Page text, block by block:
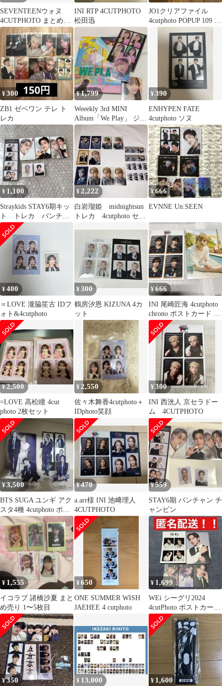
SEVENTEENウォヌ
4CUTPHOTO まとめ売
り
INI RTP 4CUTPHOTO
松田迅
JO1クリアファイル
4cutphoto POPUP 109 鶴
¥300
ZB1 ゼベワン テレ ト
レカ
¥1,799
Weeekly 3rd MINI
Album「We Play」 ジハ
ン
¥390
ENHYPEN FATE
4cutphoto ソヌ
¥1,100
Straykids STAY6期キッ
ト トレカ バンチャ
ン チャンビン
¥2,222
白岩瑠姫 midnightsun
トレカ 4cutphoto セッ
¥666
EVNNE Un:SEEN
¥400
＝LOVE 瀧脇笙古 IDフ
ォト&4cutphoto
¥300
鶴房汐恩 KIZUNA 4カ
ット
¥666
INI 尾崎匠海 4cutphoto
chrono ポストカード セ
ット
¥2,500
=LOVE 高松瞳 4cut
photo 2枚セット
¥2,550
佐々木舞香4cutphoto＋
IDphoto笑顔
¥300
INI 西洸人 京セラドー
ム 4CUTPHOTO
¥3,500
BTS SUGA ユンギ アク
スタ4種 4cutphoto ポス
トカード付き
¥470
a.arr様 INI 池﨑理人
4CUTPHOTO
¥559
STAY6期 バンチャン チ
ャンビン
¥ 1,555
イコラブ 諸橋沙夏 まと
め売り 1〜5枚目
¥650
ONE SUMMER WISH
JAEHEE 4 cutphoto
¥ 1,699
WEi シーグリ2024
4cutPhoto ポストカード
トレカ ジュンソ⑳
¥350 ¥ 13,000 ¥ 1,600